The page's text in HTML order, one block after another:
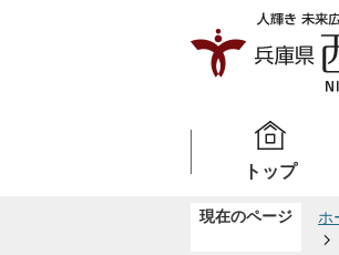
トップ
現在のページ ホ